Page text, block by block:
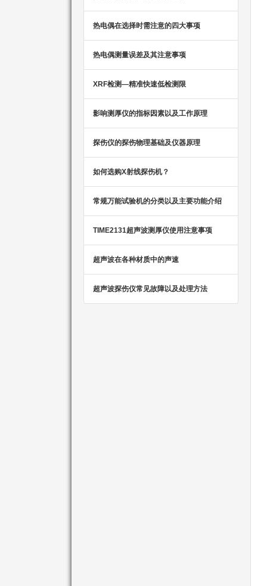
热电偶在选择时需注意的四大事项
热电偶测量误差及其注意事项
XRF检测—精准快速低检测限
影响测厚仪的指标因素以及工作原理
探伤仪的探伤物理基础及仪器原理
如何选购X射线探伤机？
常规万能试验机的分类以及主要功能介绍
TIME2131超声波测厚仪使用注意事项
超声波在各种材质中的声速
超声波探伤仪常见故障以及处理方法